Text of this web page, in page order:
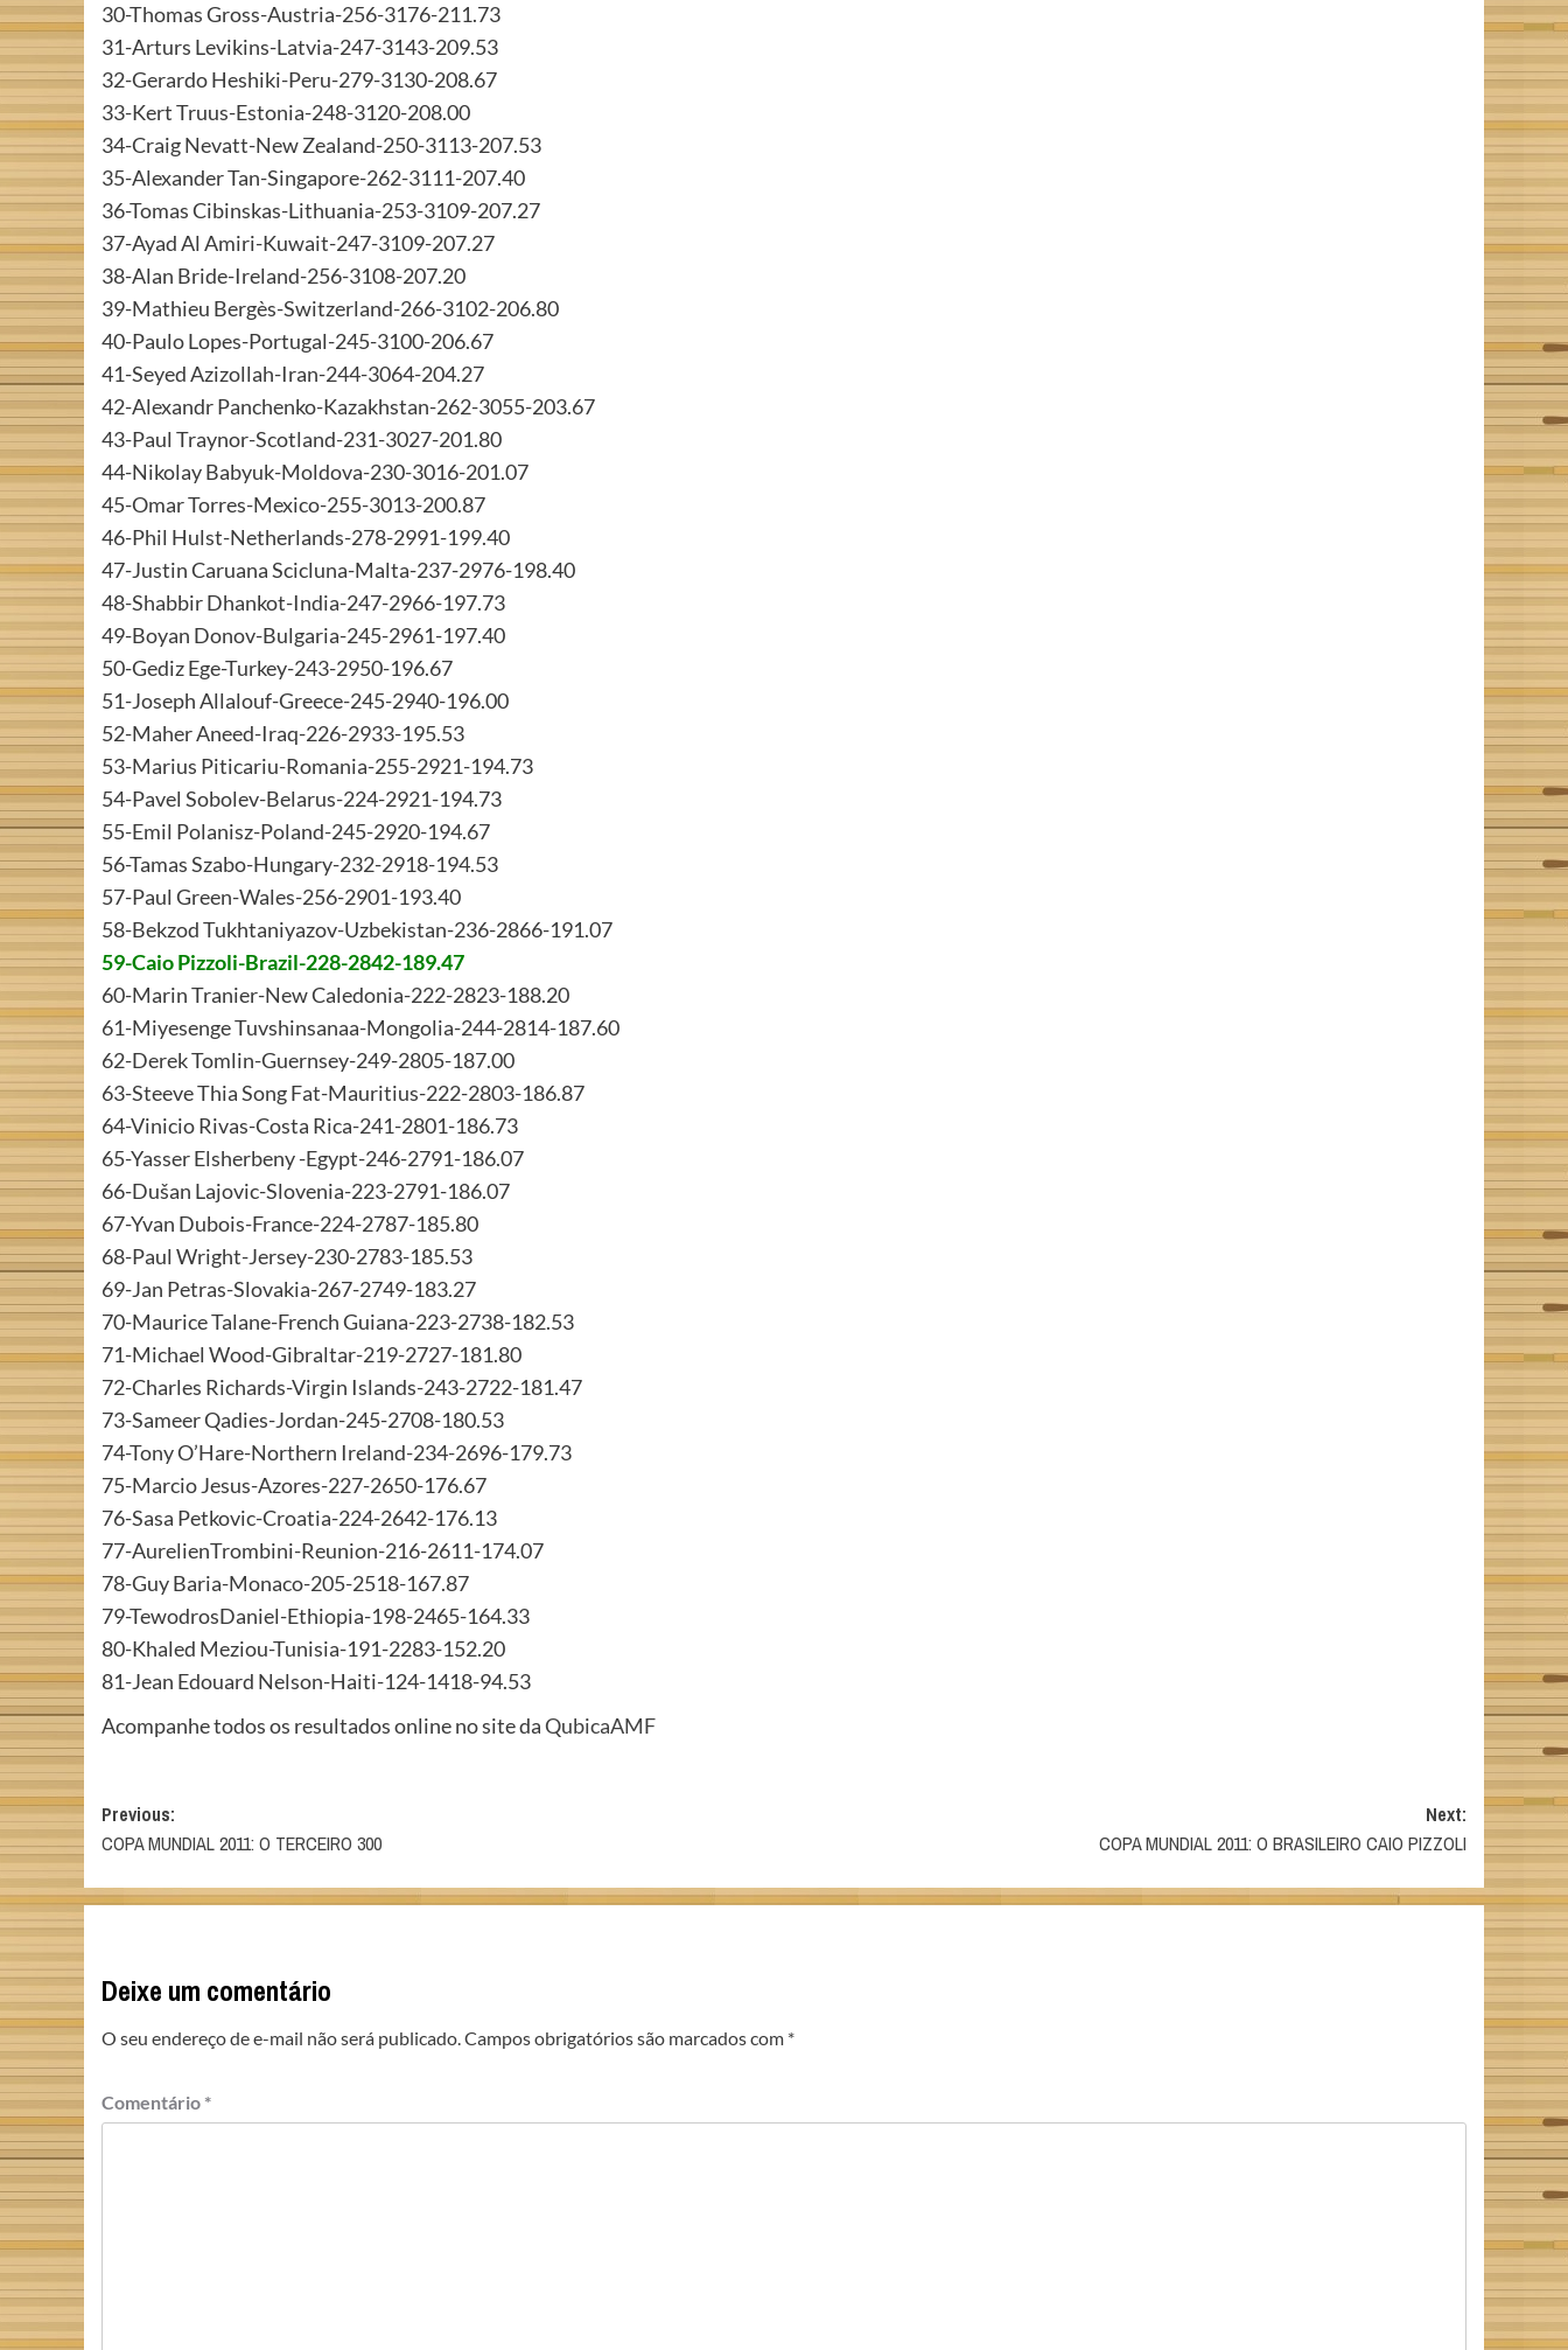
30-Thomas Gross-Austria-256-3176-211.73
31-Arturs Levikins-Latvia-247-3143-209.53
32-Gerardo Heshiki-Peru-279-3130-208.67
33-Kert Truus-Estonia-248-3120-208.00
34-Craig Nevatt-New Zealand-250-3113-207.53
35-Alexander Tan-Singapore-262-3111-207.40
36-Tomas Cibinskas-Lithuania-253-3109-207.27
37-Ayad Al Amiri-Kuwait-247-3109-207.27
38-Alan Bride-Ireland-256-3108-207.20
39-Mathieu Bergès-Switzerland-266-3102-206.80
40-Paulo Lopes-Portugal-245-3100-206.67
41-Seyed Azizollah-Iran-244-3064-204.27
42-Alexandr Panchenko-Kazakhstan-262-3055-203.67
43-Paul Traynor-Scotland-231-3027-201.80
44-Nikolay Babyuk-Moldova-230-3016-201.07
45-Omar Torres-Mexico-255-3013-200.87
46-Phil Hulst-Netherlands-278-2991-199.40
47-Justin Caruana Scicluna-Malta-237-2976-198.40
48-Shabbir Dhankot-India-247-2966-197.73
49-Boyan Donov-Bulgaria-245-2961-197.40
50-Gediz Ege-Turkey-243-2950-196.67
51-Joseph Allalouf-Greece-245-2940-196.00
52-Maher Aneed-Iraq-226-2933-195.53
53-Marius Piticariu-Romania-255-2921-194.73
54-Pavel Sobolev-Belarus-224-2921-194.73
55-Emil Polanisz-Poland-245-2920-194.67
56-Tamas Szabo-Hungary-232-2918-194.53
57-Paul Green-Wales-256-2901-193.40
58-Bekzod Tukhtaniyazov-Uzbekistan-236-2866-191.07
59-Caio Pizzoli-Brazil-228-2842-189.47
60-Marin Tranier-New Caledonia-222-2823-188.20
61-Miyesenge Tuvshinsanaa-Mongolia-244-2814-187.60
62-Derek Tomlin-Guernsey-249-2805-187.00
63-Steeve Thia Song Fat-Mauritius-222-2803-186.87
64-Vinicio Rivas-Costa Rica-241-2801-186.73
65-Yasser Elsherbeny -Egypt-246-2791-186.07
66-Dušan Lajovic-Slovenia-223-2791-186.07
67-Yvan Dubois-France-224-2787-185.80
68-Paul Wright-Jersey-230-2783-185.53
69-Jan Petras-Slovakia-267-2749-183.27
70-Maurice Talane-French Guiana-223-2738-182.53
71-Michael Wood-Gibraltar-219-2727-181.80
72-Charles Richards-Virgin Islands-243-2722-181.47
73-Sameer Qadies-Jordan-245-2708-180.53
74-Tony O’Hare-Northern Ireland-234-2696-179.73
75-Marcio Jesus-Azores-227-2650-176.67
76-Sasa Petkovic-Croatia-224-2642-176.13
77-AurelienTrombini-Reunion-216-2611-174.07
78-Guy Baria-Monaco-205-2518-167.87
79-TewodrosDaniel-Ethiopia-198-2465-164.33
80-Khaled Meziou-Tunisia-191-2283-152.20
81-Jean Edouard Nelson-Haiti-124-1418-94.53
Acompanhe todos os resultados online no site daQubicaAMF
Post
navigation
Previous:
COPA MUNDIAL 2011: O TERCEIRO 300
Next:
COPA MUNDIAL 2011: O BRASILEIRO CAIO PIZZOLI
Deixe um comentário
O seu endereço de e-mail não será publicado.Campos obrigatórios são marcados com *
Comentário *